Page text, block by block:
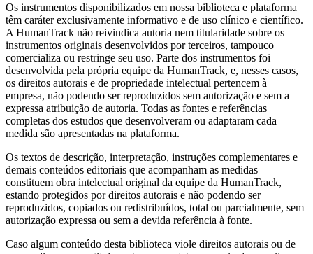
Os instrumentos disponibilizados em nossa biblioteca e plataforma
têm caráter exclusivamente informativo e de uso clínico e científico.
A HumanTrack não reivindica autoria nem titularidade sobre os
instrumentos originais desenvolvidos por terceiros, tampouco
comercializa ou restringe seu uso. Parte dos instrumentos foi
desenvolvida pela própria equipe da HumanTrack, e, nesses casos,
os direitos autorais e de propriedade intelectual pertencem à
empresa, não podendo ser reproduzidos sem autorização e sem a
expressa atribuição de autoria. Todas as fontes e referências
completas dos estudos que desenvolveram ou adaptaram cada
medida são apresentadas na plataforma.
Os textos de descrição, interpretação, instruções complementares e
demais conteúdos editoriais que acompanham as medidas
constituem obra intelectual original da equipe da HumanTrack,
estando protegidos por direitos autorais e não podendo ser
reproduzidos, copiados ou redistribuídos, total ou parcialmente, sem
autorização expressa ou sem a devida referência à fonte.
Caso algum conteúdo desta biblioteca viole direitos autorais ou de